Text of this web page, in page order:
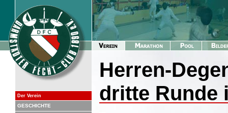
Der Verein
GESCHICHTE
Herren-
dritte Runde